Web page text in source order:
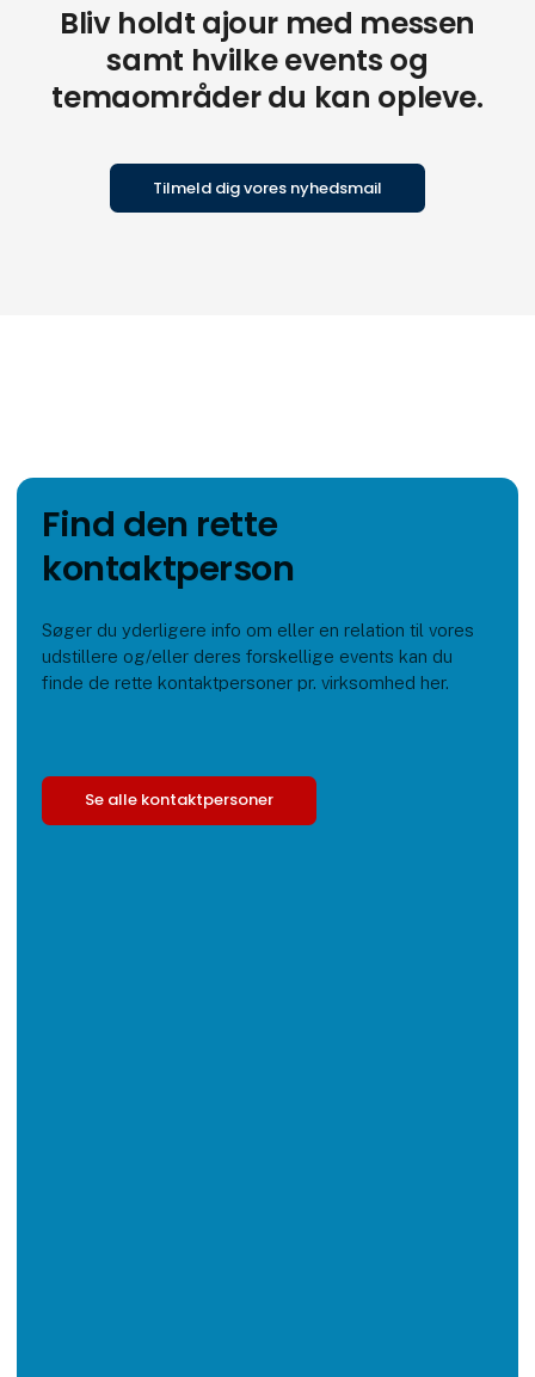
Bliv holdt ajour med messen
samt hvilke events og
temaområder du kan opleve.
Tilmeld dig vores nyhedsmail
Find den rette
kontaktperson
Søger du yderligere info om eller en relation til vores
udstillere og/eller deres forskellige events kan du
finde de rette kontaktpersoner pr. virksomhed her.
Se alle kontaktpersoner